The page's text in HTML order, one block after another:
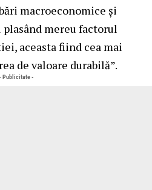
macroeconomice și
mereu factorul
aceasta fiind cea mai
de valoare durabilă”.
Publicitate -